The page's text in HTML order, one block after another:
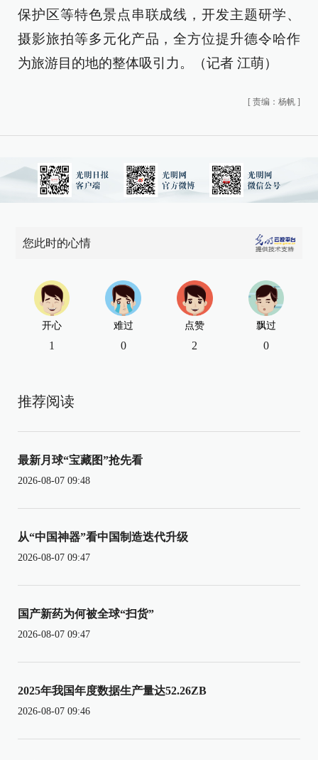
保护区等特色景点串联成线，开发主题研学、
摄影旅拍等多元化产品，全方位提升德令哈作
为旅游目的地的整体吸引力。（记者 江萌）
[ 责编：杨帆 ]
您此时的心情
开心
1
难过
0
点赞
2
飘过
0
推荐阅读
最新月球“宝藏图”抢先看
2026-08-07 09:48
从“中国神器”看中国制造迭代升级
2026-08-07 09:47
国产新药为何被全球“扫货”
2026-08-07 09:47
2025年我国年度数据生产量达52.26ZB
2026-08-07 09:46